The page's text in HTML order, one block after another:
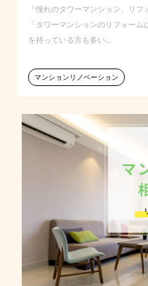
「憧れのタワーマンション、リフ
「タワーマンションのリフォームはどこま
を持っている方も多い…
マンションリノベーション